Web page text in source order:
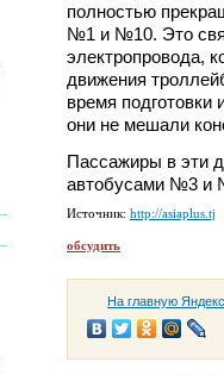
полностью
№1 и №10. Это
электропровода,
движения
время подготовки
они не мешали
Пассажиры в эти
автобусами №3 и
Источник: http://asiaplus.tj
обсудить
На главную